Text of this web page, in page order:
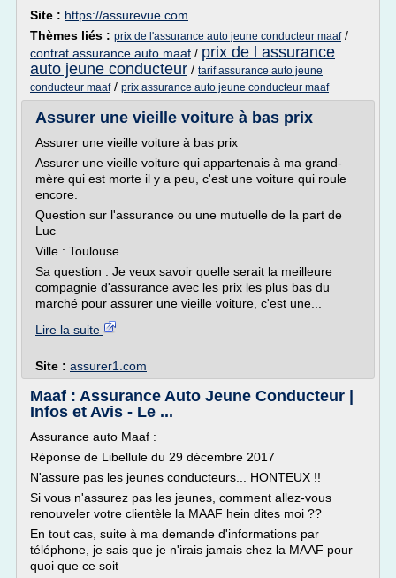
Site : https://assurevue.com
Thèmes liés : prix de l'assurance auto jeune conducteur maaf/
contrat assurance auto maaf / prix de l assurance
auto jeune conducteur / tarif assurance auto jeune
conducteur maaf/ prix assurance auto jeune conducteur maaf
Assurer une vieille voiture à bas prix
Assurer une vieille voiture à bas prix
Assurer une vieille voiture qui appartenais à ma grand-
mère qui est morte il y a peu, c'est une voiture qui roule
encore.
Question sur l'assurance ou une mutuelle de la part de
Luc
Ville : Toulouse
Sa question : Je veux savoir quelle serait la meilleure
compagnie d'assurance avec les prix les plus bas du
marché pour assurer une vieille voiture, c'est une...
Lire la suite
Site : assurer1.com
Maaf : Assurance Auto Jeune Conducteur |
Infos et Avis - Le ...
Assurance auto Maaf :
Réponse de Libellule du 29 décembre 2017
N'assure pas les jeunes conducteurs... HONTEUX !!
Si vous n'assurez pas les jeunes, comment allez-vous
renouveler votre clientèle la MAAF hein dites moi ??
En tout cas, suite à ma demande d'informations par
téléphone, je sais que je n'irais jamais chez la MAAF pour
quoi que ce soit